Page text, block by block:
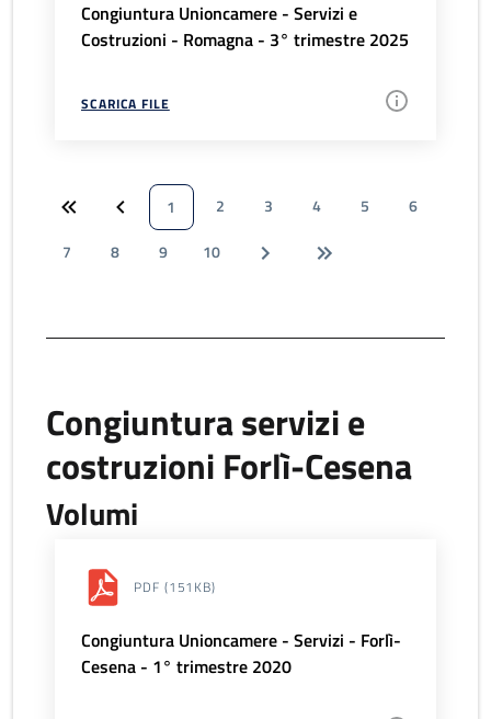
Congiuntura Unioncamere - Servizi e
Costruzioni - Romagna - 3° trimestre 2025
SCARICA FILE
1 2 3 4 5
6
7
8 9 10
Congiuntura servizi e
costruzioni Forlì-Cesena
Volumi
PDF (151KB)
Congiuntura Unioncamere - Servizi - Forlì-
Cesena - 1° trimestre 2020